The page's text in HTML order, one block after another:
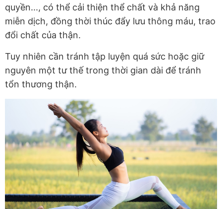
quyền..., có thể cải thiện thể chất và khả năng
miễn dịch, đồng thời thúc đẩy lưu thông máu, trao
đổi chất của thận.
Tuy nhiên cần tránh tập luyện quá sức hoặc giữ
nguyên một tư thế trong thời gian dài để tránh
tổn thương thận.